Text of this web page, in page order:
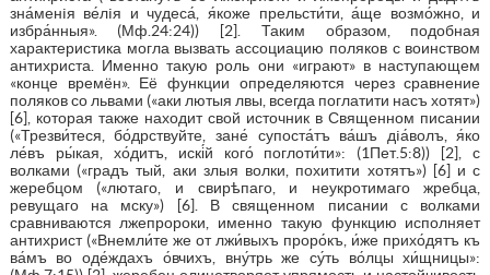
зна́менiя ве́лiя и чудеса́, я́коже прельсти́ти, а́ще возмо́жно, и
избра́нныя». (Мф.24:24)) [2]. Таким образом, подобная
характеристика могла вызвать ассоциацию поляков с воинством
антихриста. Именно такую роль они «играют» в наступающем
«конце времён». Её функции определяются через сравнение
поляков со львами («аки лютыя лвы, всегда поглатити насъ хотят»)
[6], которая также находит свой источник в Священном писании
(«Трезви́теся, бо́дрствуйте, зане́ супоста́тъ ва́шъ дiа́волъ, я́ко
ле́въ ры́кая, хо́дитъ, искі́й кого́ поглоти́ти»: (1Пет.5:8)) [2], с
волками («градъ тый, аки злыя волки, похитити хотятъ») [6] и с
жеребцом («лютаго, и свирѣпаго, и неукротимаго жребца,
ревущаго на мску») [6]. В священном писании с волками
сравниваются лжепророки, именно такую функцию исполняет
антихрист («Внемли́те же от лжи́выхъ проро́къ, и́же прихо́дятъ къ
ва́мъ во оде́ждахъ о́вчихъ, вну́трь же су́ть во́лцы хи́щницы»: